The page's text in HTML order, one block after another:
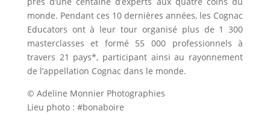
monde. Pendant ces 10 dernières années, les Cognac
Educators ont à leur tour organisé plus de 1 300
masterclasses et formé 55 000 professionnels à
travers 21 pays*, participant ainsi au rayonnement
de l’appellation Cognac dans le monde.
© Adeline Monnier Photographies
Lieu photo : #bonaboire